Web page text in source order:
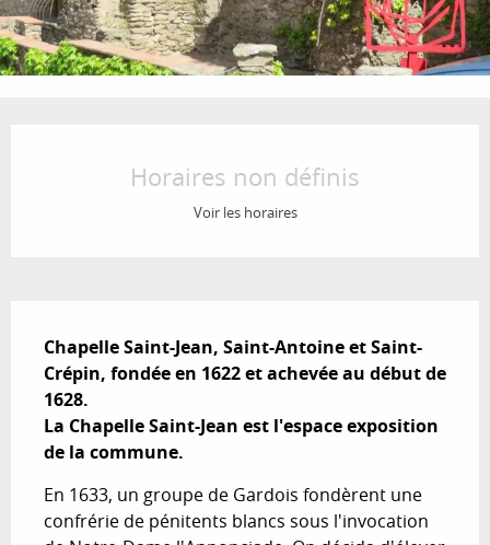
Horaires non définis
Voir les horaires
Chapelle Saint-Jean, Saint-Antoine et Saint-
Crépin, fondée en 1622 et achevée au début de
1628.
La Chapelle Saint-Jean est l'espace exposition
de la commune.
En 1633, un groupe de Gardois fondèrent une
confrérie de pénitents blancs sous l'invocation